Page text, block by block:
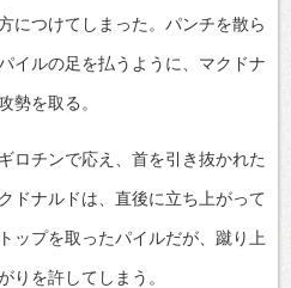
につけてしまった。パンチを散ら
イルの足を払うように、マクドナ
勢を取る。
ロチンで応え、首を引き抜かれた
ドナルドは、直後に立ち上がって
ップを取ったパイルだが、蹴り上
りを許してしまう。